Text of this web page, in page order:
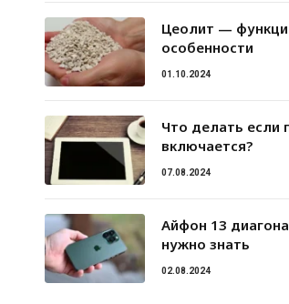
Цеолит —
особенности
01.10.2024
Что делать если
включается?
07.08.2024
Айфон 13
нужно знать
02.08.2024